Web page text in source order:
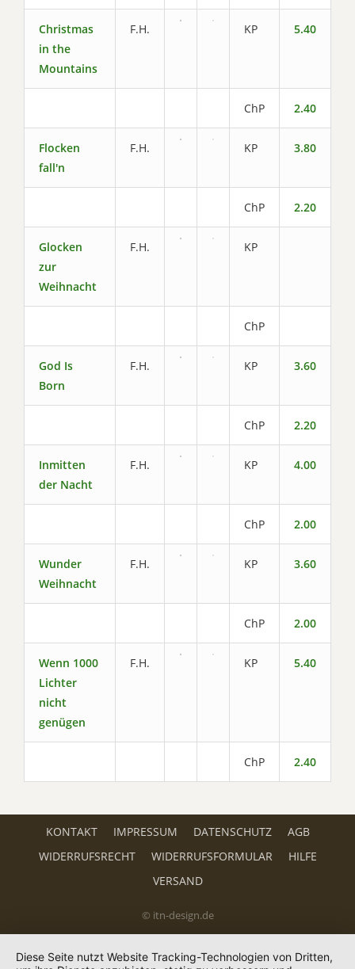
Christmas
in the
Mountains
F.H. KP 5.40
ChP 2.40
Flocken
fall'n
F.H. KP 3.80
ChP 2.20
Glocken
zur
Weihnacht
F.H. KP
ChP
God Is
Born
F.H. KP 3.60
ChP 2.20
Inmitten
der Nacht
F.H. KP 4.00
ChP 2.00
Wunder
Weihnacht
F.H. KP 3.60
ChP 2.00
Wenn 1000
Lichter
nicht
genügen
F.H. KP 5.40
ChP 2.40
KONTAKT IMPRESSUM DATENSCHUTZ
AGB
WIDERRUFSRECHT
WIDERRUFSFORMULAR
HILFE
VERSAND
© itn-design.de
Diese Seite nutzt Website Tracking-Technologien von Dritten,